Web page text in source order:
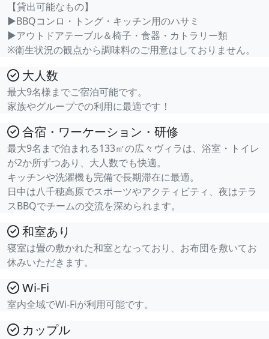
【貸出可能なもの】
▶BBQコンロ・トング・キッチン用のハサミ
▶アウトドアテーブル＆椅子・食器・カトラリー類
※衛生状況の観点から調味料のご用意はしておりません。
大人数
最大9名様までご宿泊可能です。
家族やグループでの利用に最適です！
合宿・ワーケーション・研修
最大9名まで泊まれる133㎡の広々ヴィラは、浴室・トイレ
が2か所ずつあり、大人数でも快適。
キッチンや洗濯機も完備で長期滞在に最適。
日中は八千穂高原でスポーツやアクティビティ、夜はテラ
スBBQでチームの交流を深められます。
和室あり
寝室は畳の敷かれた和室となっており、お布団を敷いてお
休みいただきます。
Wi-Fi
室内全域でWi-Fiが利用可能です。
カップル